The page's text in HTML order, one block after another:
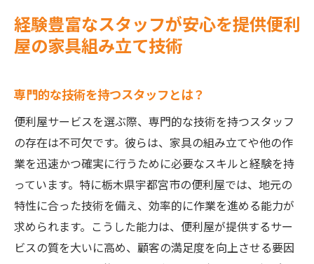
経験豊富なスタッフが安心を提供便利
屋の家具組み立て技術
専門的な技術を持つスタッフとは？
便利屋サービスを選ぶ際、専門的な技術を持つスタッフ
の存在は不可欠です。彼らは、家具の組み立てや他の作
業を迅速かつ確実に行うために必要なスキルと経験を持
っています。特に栃木県宇都宮市の便利屋では、地元の
特性に合った技術を備え、効率的に作業を進める能力が
求められます。こうした能力は、便利屋が提供するサー
ビスの質を大いに高め、顧客の満足度を向上させる要因